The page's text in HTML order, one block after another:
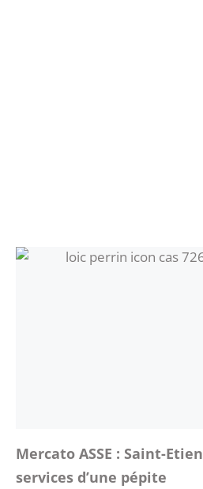
Mercato ASSE : Saint-
services d’une pépite